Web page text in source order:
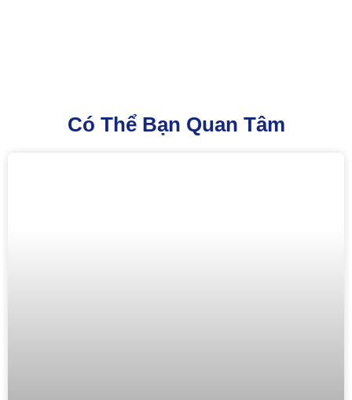
Có Thể Bạn Quan Tâm